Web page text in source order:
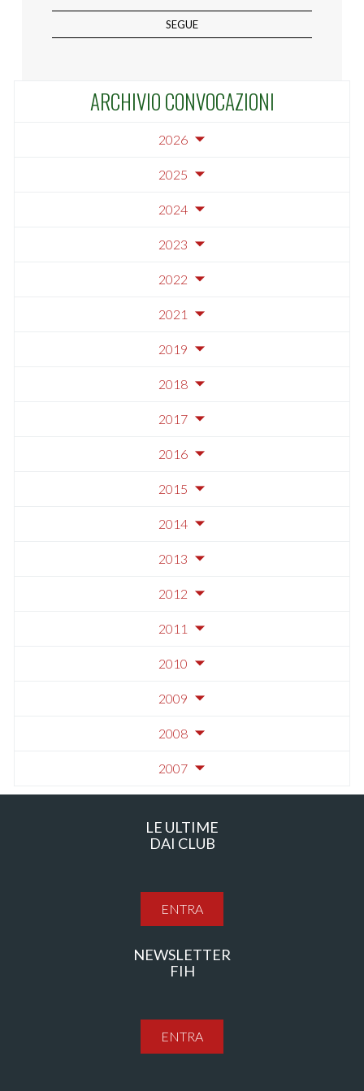
SEGUE
ARCHIVIO CONVOCAZIONI
2026
2025
2024
2023
2022
2021
2019
2018
2017
2016
2015
2014
2013
2012
2011
2010
2009
2008
2007
LE ULTIME
DAI CLUB
ENTRA
NEWSLETTER
FIH
ENTRA